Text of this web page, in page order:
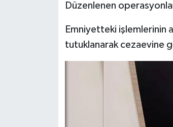
Düzenlenen
Emniyetteki işlemlerinin
tutuklanarak cezaevine
Otomobil